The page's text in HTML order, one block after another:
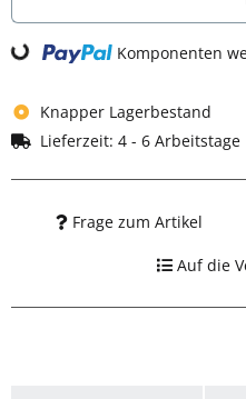
Komponenten
Knapper Lagerbestand
Lieferzeit: 4 - 6 Arbeitstage
Frage zum Artikel
Auf die